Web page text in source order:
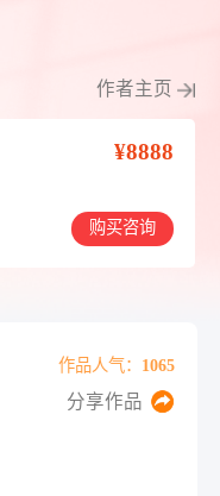
作者主页
¥8888
购买咨询
作品人气：1065
分享作品